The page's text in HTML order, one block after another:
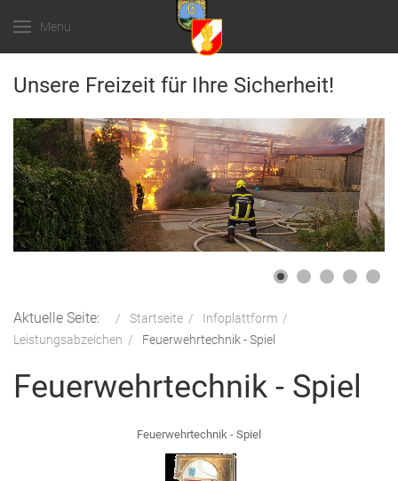
Menu
Unsere Freizeit für Ihre Sicherheit!
Aktuelle Seite: Startseite
Infoplattform
Leistungsabzeichen
Feuerwehrtechnik - Spiel
Feuerwehrtechnik - Spiel
Feuerwehrtechnik - Spiel